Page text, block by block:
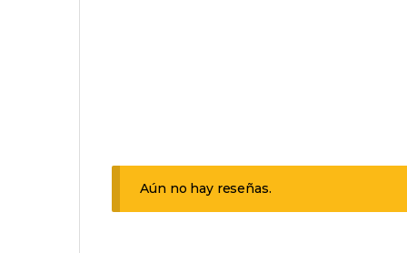
Aún no hay reseñas.